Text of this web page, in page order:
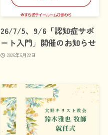
26/7/5、9/6「認知症サポ
ート入門」開催のお知らせ
2026年6月22日